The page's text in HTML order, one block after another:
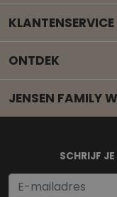
KLANTENSERVICE
ONTDEK
JENSEN FAMILY
SCHRIJF